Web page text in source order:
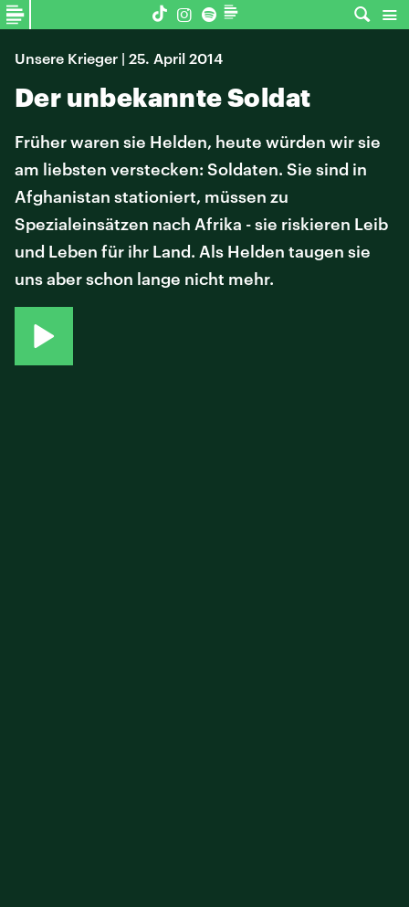
Unsere Krieger | 25. April 2014
Der unbekannte Soldat
Früher waren sie Helden, heute würden wir sie
am liebsten verstecken: Soldaten. Sie sind in
Afghanistan stationiert, müssen zu
Spezialeinsätzen nach Afrika - sie riskieren Leib
und Leben für ihr Land. Als Helden taugen sie
uns aber schon lange nicht mehr.